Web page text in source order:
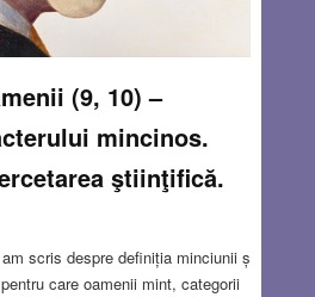
(9, 10) –
mincinos.
ştiinţifică.
scris despre definiția minciunii ș
care oamenii mint, categorii